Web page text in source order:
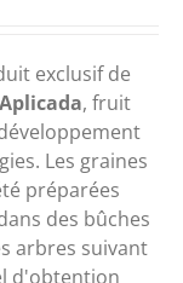
exclusif de
, fruit
Les graines
préparées
des bûches
arbres suivant
d'obtention